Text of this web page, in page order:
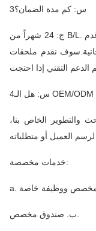
3س: كم مدة الضمان؟
ج: 24 شهراً من B/L. إذا كانت هناك أي مشاكل في الملحقات، فقط قدم
نقدم ملحقات
الدعم التقني إذا احتجت
والتطوير الخاص بنا،
خدمات مخصصة: